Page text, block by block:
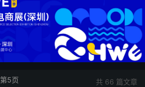
共 66 篇文章
第5页